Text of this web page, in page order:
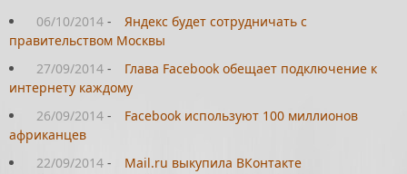
06/10/2014 -
Яндекс будет сотрудничать с
правительством Москвы
27/09/2014 -
Глава Facebook обещает подключение к
интернету каждому
26/09/2014 -
Facebook используют 100 миллионов
африканцев
22/09/2014 - Mail.ru выкупила ВКонтакте